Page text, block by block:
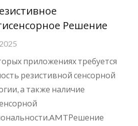
Решение
приложениях требуется
резистивной сенсорной
а также наличие